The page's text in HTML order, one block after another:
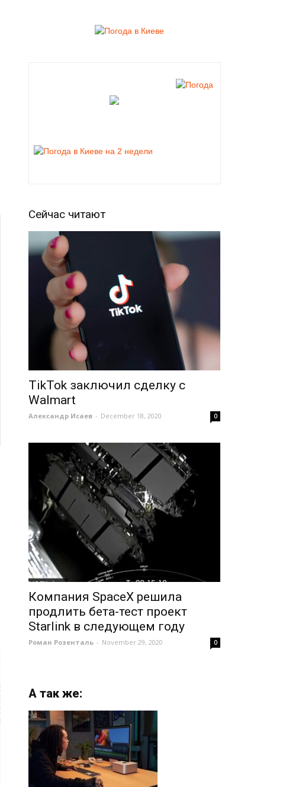
Сейчас читают
TikTok заключил сделку с
Walmart
Александр Исаев - December 18, 2020 0
Компания SpaceX решила
продлить бета-тест проект
Starlink в следующем году
Роман Розенталь - November 29, 2020 0
А так же: